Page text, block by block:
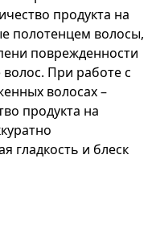
продукта на
полотенцем волосы,
поврежденности
волос. При работе с
волосах –
продукта на
гладкость и блеск